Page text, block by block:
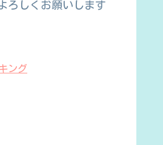
ろしくお願いします
ング